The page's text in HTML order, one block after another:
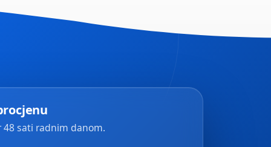
sati radnim danom.